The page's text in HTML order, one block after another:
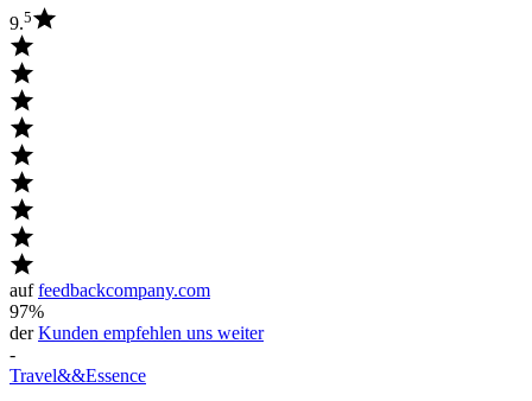
9.5
auffeedbackcompany.com
97%
derKunden empfehlen uns weiter
-
Travel&&Essence